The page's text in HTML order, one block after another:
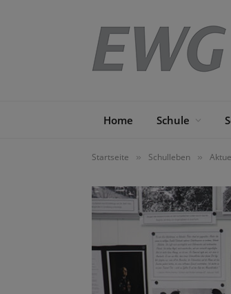
Home Schule
Startseite » Schulleben »